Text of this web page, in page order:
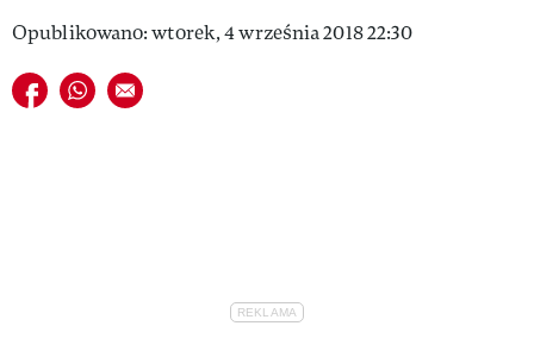
MAGAZYN VIVA!
Opublikowano: wtorek, 4 września 2018 22:30
Udostępnij na facebook
Udostępnij na whatsapp
E-mail do przyjaciela